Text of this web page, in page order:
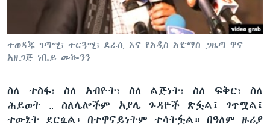
ቋንቋዎች
ተወዳጁ ገጣሚ፣ ተርጓሚ፣ ደራሲ እና የአዲስ አድማስ ጋዜጣ ዋና
አዘጋጅ ነቢይ መኰንን
ስለ ተስፋ፣ ስለ አብዮት፣ ስለ ልጅነት፣ ስለ ፍቅር፣ ስለ
ሕይወት .. ስለሌሎችም አያሌ ጉዳዮች ጽፏል፤ ገጥሟል፤
ተውኔት ደርሷል፤ በተዋናይነትም ተሳትፏል። በዓለም ዙሪያ